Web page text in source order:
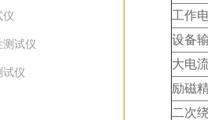
仪
测试仪
试仪
工作
设备
大电
励磁
二次